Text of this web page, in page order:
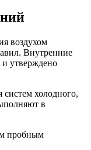
воздухом
Внутренние
и утверждено
холодного,
в
пробным